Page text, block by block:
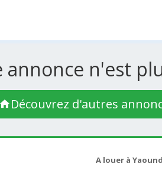
annonce n'est
Découvrez d'autres
A louer à